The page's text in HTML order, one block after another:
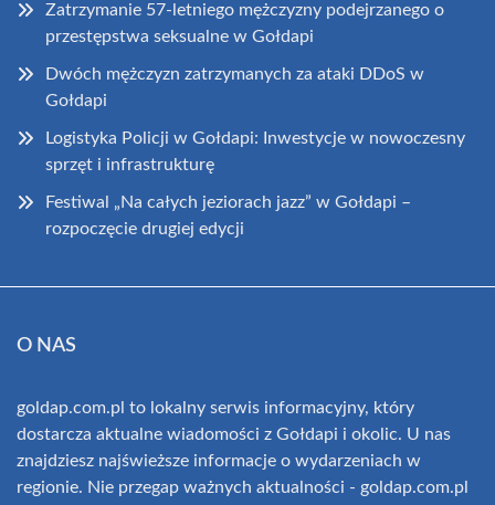
Zatrzymanie 57-letniego mężczyzny podejrzanego o
przestępstwa seksualne w Gołdapi
Dwóch mężczyzn zatrzymanych za ataki DDoS w
Gołdapi
Logistyka Policji w Gołdapi: Inwestycje w nowoczesny
sprzęt i infrastrukturę
Festiwal „Na całych jeziorach jazz” w Gołdapi –
rozpoczęcie drugiej edycji
O NAS
goldap.com.pl to lokalny serwis informacyjny, który
dostarcza aktualne wiadomości z Gołdapi i okolic. U nas
znajdziesz najświeższe informacje o wydarzeniach w
regionie. Nie przegap ważnych aktualności - goldap.com.pl